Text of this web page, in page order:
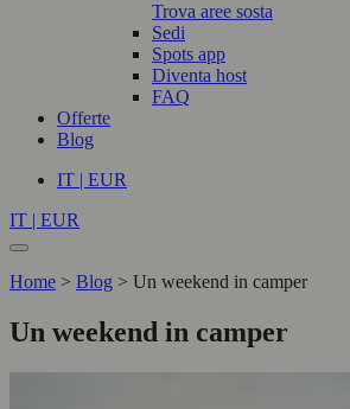
Trova aree sosta
Sedi
Spots app
Diventa host
FAQ
Offerte
Blog
IT | EUR
IT | EUR
Home > Blog > Un weekend in camper
Un weekend in camper